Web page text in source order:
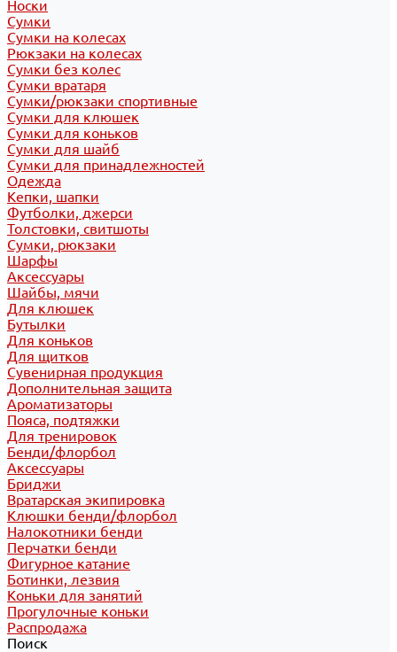
Носки
Сумки
Сумки на колесах
Рюкзаки на колесах
Сумки без колес
Сумки вратаря
Сумки/рюкзаки спортивные
Сумки для клюшек
Сумки для коньков
Сумки для шайб
Сумки для принадлежностей
Одежда
Кепки, шапки
Футболки, джерси
Толстовки, свитшоты
Сумки, рюкзаки
Шарфы
Аксессуары
Шайбы, мячи
Для клюшек
Бутылки
Для коньков
Для щитков
Сувенирная продукция
Дополнительная защита
Ароматизаторы
Пояса, подтяжки
Для тренировок
Бенди/флорбол
Аксессуары
Бриджи
Вратарская экипировка
Клюшки бенди/флорбол
Налокотники бенди
Перчатки бенди
Фигурное катание
Ботинки, лезвия
Коньки для занятий
Прогулочные коньки
Распродажа
Поиск